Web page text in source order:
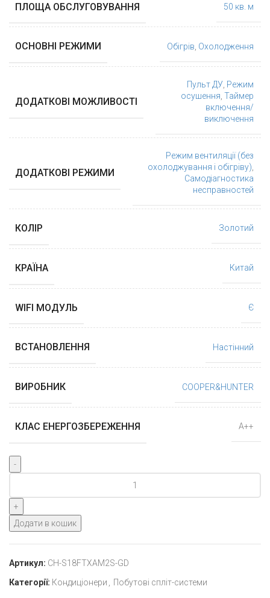
ПЛОЩА ОБСЛУГОВУВАННЯ 50 кв. м
ОСНОВНІ РЕЖИМИ Обігрів Охолодження
ДОДАТКОВІ МОЖЛИВОСТІ
Пульт ДУ Режим
осушення Таймер
включення/
виключення
ДОДАТКОВІ РЕЖИМИ
Режим вентиляції (без
охолоджування і обігріву)
Самодіагностика
несправностей
КОЛІР Золотий
КРАЇНА Китай
WIFI МОДУЛЬ Є
ВСТАНОВЛЕННЯ Настінний
ВИРОБНИК COOPER&HUNTER
КЛАС ЕНЕРГОЗБЕРЕЖЕННЯ А++
(GOLD)
CH-
S18FTXAM2S-
GD
кількість
Додати в кошик
Артикул: CH-S18FTXAM2S-GD
Категорії: Кондиціонери Побутові спліт-системи